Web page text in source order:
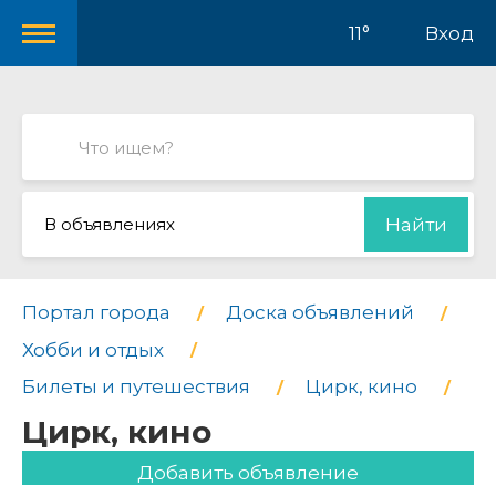
11° Вход
В объявлениях Найти
Портал города
Доска объявлений
Хобби и отдых
Билеты и путешествия
Цирк, кино
Цирк, кино
Добавить объявление